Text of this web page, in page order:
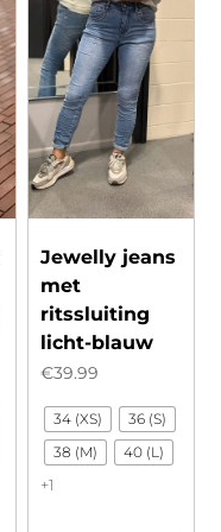
Jewelly jeans
met
ritssluiting
licht-blauw
€39.99
34 (XS)
36 (S)
38 (M)
40 (L)
+1